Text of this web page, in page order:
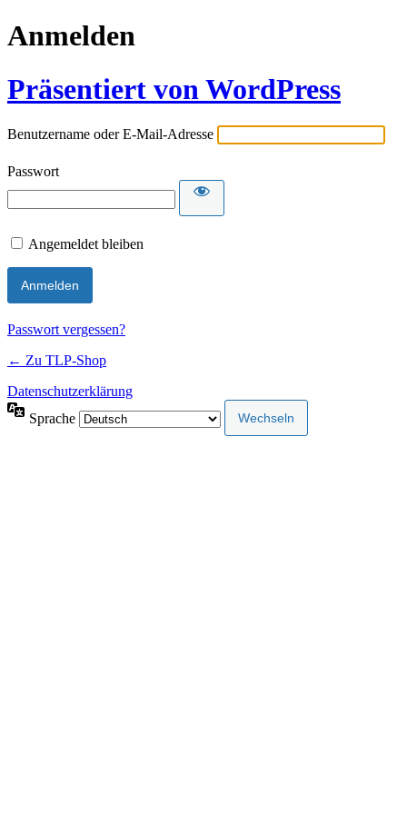
Anmelden
Präsentiert von WordPress
Benutzername oder E-Mail-Adresse
Passwort
Angemeldet bleiben
Passwort vergessen?
← Zu TLP-Shop
Datenschutzerklärung
Sprache